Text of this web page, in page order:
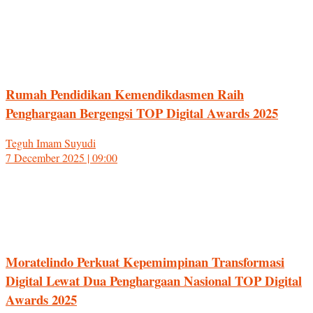
Rumah Pendidikan Kemendikdasmen Raih
Penghargaan Bergengsi TOP Digital Awards 2025
Teguh Imam Suyudi
7 December 2025 | 09:00
Moratelindo Perkuat Kepemimpinan Transformasi
Digital Lewat Dua Penghargaan Nasional TOP Digital
Awards 2025